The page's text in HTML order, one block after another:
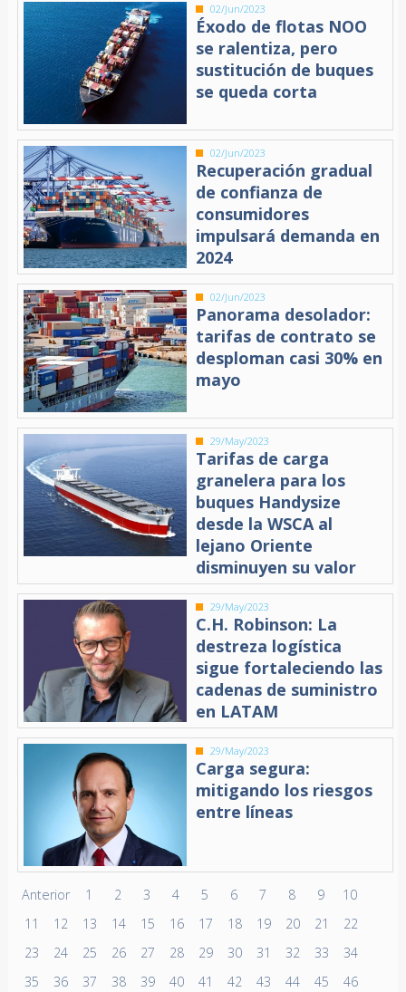
02/Jun/2023
Éxodo de flotas NOO
se ralentiza, pero
sustitución de buques
se queda corta
02/Jun/2023
Recuperación gradual
de confianza de
consumidores
impulsará demanda en
2024
02/Jun/2023
Panorama desolador:
tarifas de contrato se
desploman casi 30% en
mayo
29/May/2023
Tarifas de carga
granelera para los
buques Handysize
desde la WSCA al
lejano Oriente
disminuyen su valor
29/May/2023
C.H. Robinson: La
destreza logística
sigue fortaleciendo las
cadenas de suministro
en LATAM
29/May/2023
Carga segura:
mitigando los riesgos
entre líneas
Anterior 1 2 3 4 5 6 7 8 9
10
11
12 13 14 15 16 17 18 19 20 21
22
23
24 25 26 27 28 29 30 31 32 33
34
35
36 37 38 39 40 41 42 43 44 45 46